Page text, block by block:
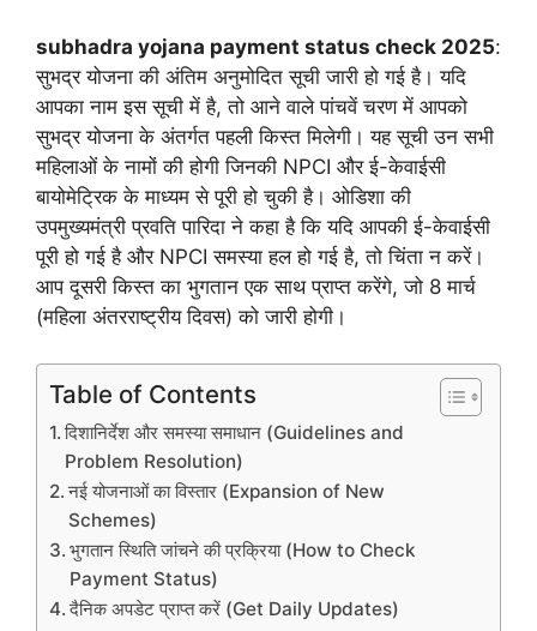
subhadra yojana payment status check 2025:
सुभद्र योजना की अंतिम अनुमोदित सूची जारी हो गई है। यदि
आपका नाम इस सूची में है, तो आने वाले पांचवें चरण में आपको
सुभद्र योजना के अंतर्गत पहली किस्त मिलेगी। यह सूची उन सभी
महिलाओं के नामों की होगी जिनकी NPCI और ई-केवाईसी
बायोमेट्रिक के माध्यम से पूरी हो चुकी है। ओडिशा की
उपमुख्यमंत्री प्रवति पारिदा ने कहा है कि यदि आपकी ई-केवाईसी
पूरी हो गई है और NPCI समस्या हल हो गई है, तो चिंता न करें।
आप दूसरी किस्त का भुगतान एक साथ प्राप्त करेंगे, जो 8 मार्च
(महिला अंतरराष्ट्रीय दिवस) को जारी होगी।
Table of Contents
दिशानिर्देश और समस्या समाधान (Guidelines and
Problem Resolution)
नई योजनाओं का विस्तार (Expansion of New
Schemes)
भुगतान स्थिति जांचने की प्रक्रिया (How to Check
Payment Status)
दैनिक अपडेट प्राप्त करें (Get Daily Updates)